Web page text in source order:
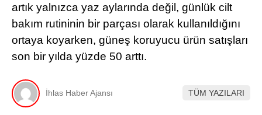
artık yalnızca yaz aylarında değil, günlük cilt
bakım rutininin bir parçası olarak kullanıldığını
ortaya koyarken, güneş koruyucu ürün satışları
son bir yılda yüzde 50 arttı.
İhlas Haber Ajansı TÜM YAZILARI